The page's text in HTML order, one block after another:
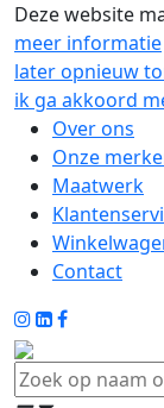
Deze website
meer informatie
later opnieuw
ik ga akkoord
Over ons
Onze
Maatwerk
Contact